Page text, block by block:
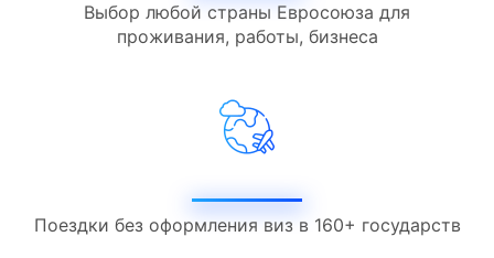
Выбор любой страны Евросоюза для
проживания, работы, бизнеса
Поездки без оформления виз в 160+ государств